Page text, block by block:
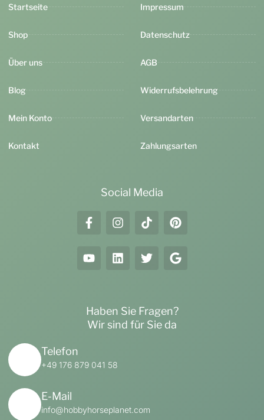
Startseite
Shop
Über uns
Blog
Mein Konto
Kontakt
Impressum
Datenschutz
AGB
Widerrufsbelehrung
Versandarten
Zahlungsarten
Social Media
Haben Sie Fragen?
Wir sind für Sie da
Telefon
+49 176 879 041 58
E-Mail
info@hobbyhorseplanet.com